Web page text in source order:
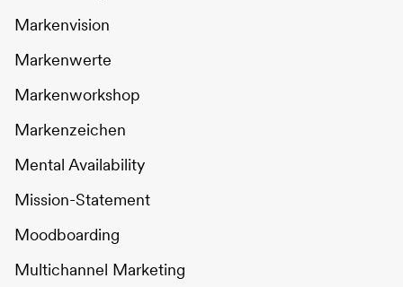
Markenvision
Markenwerte
Markenworkshop
Markenzeichen
Mental Availability
Mission-Statement
Moodboarding
Multichannel Marketing